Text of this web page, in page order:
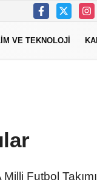
VE TEKNOLOJİ
Futbol